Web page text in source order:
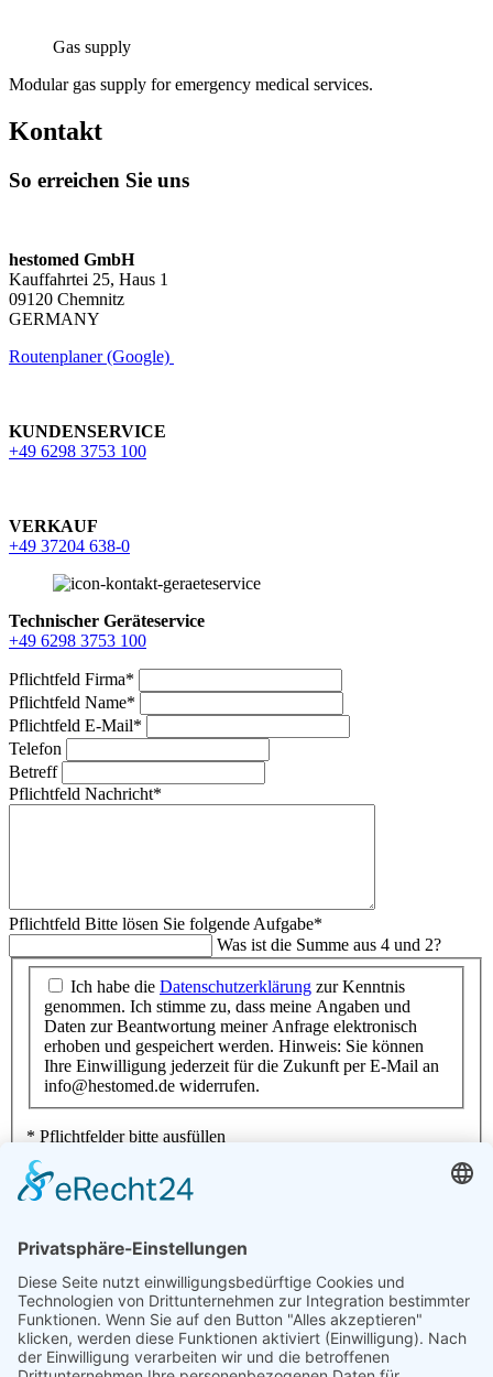
Gas supply
Modular gas supply for emergency medical services.
Kontakt
So erreichen Sie uns
hestomed GmbH
Kauffahrtei 25, Haus 1
09120 Chemnitz
GERMANY
Routenplaner (Google)
KUNDENSERVICE
+49 6298 3753 100
VERKAUF
+49 37204 638-0
Technischer Geräteservice
+49 6298 3753 100
Pflichtfeld Firma*
Pflichtfeld Name*
Pflichtfeld E-Mail*
Telefon
Betreff
Pflichtfeld Nachricht*
Pflichtfeld Bitte lösen Sie folgende Aufgabe*
Was ist die Summe aus 4 und 2?
Ich habe die Datenschutzerklärung zur Kenntnis
genommen. Ich stimme zu, dass meine Angaben und
Daten zur Beantwortung meiner Anfrage elektronisch
erhoben und gespeichert werden. Hinweis: Sie können
Ihre Einwilligung jederzeit für die Zukunft per E-Mail an
info@hestomed.de widerrufen.
* Pflichtfelder bitte ausfüllen
Absenden
Erreichbarkeit
06298 3753 100